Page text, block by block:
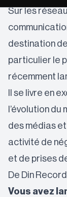
Sur les
destination
particulier le
récemment
Il se livre en
l’évolution
des médias
activité de
et de prises
De Din
Vous avez